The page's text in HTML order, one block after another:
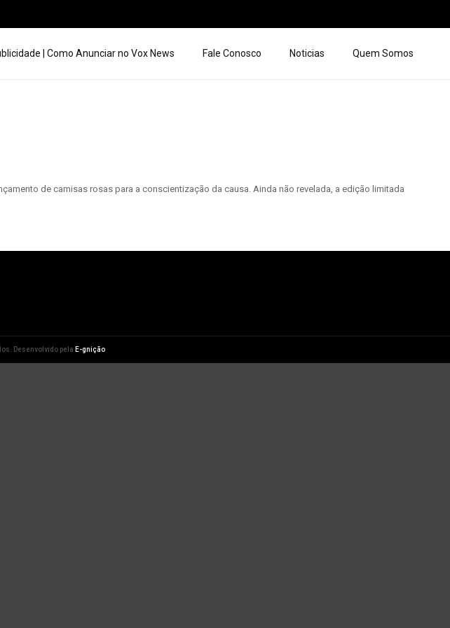
| Como Anunciar no Vox News Fale Conosco Noticias Quem Somos
de camisas rosas para a conscientização da causa. Ainda não revelada, a edição limitada
Desenvolvido pela E-gnição